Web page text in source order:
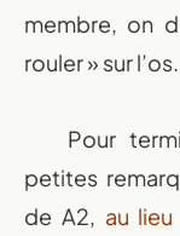
membre, on
rouler » sur l’os.
Pour
petites
de A2, au